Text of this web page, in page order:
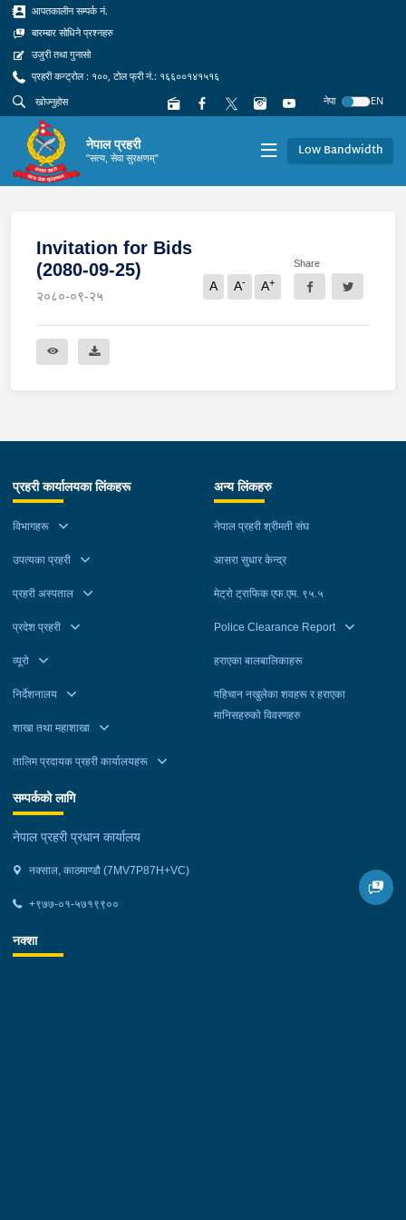
आपतकालीन सम्पर्क नं.
बारम्बार सोधिने प्रश्नहरु
उजुरी तथा गुनासो
प्रहरी कन्ट्रोल : १००, टोल फ्री नं.: १६६००१४१५१६
नेपा
EN
नेपाल प्रहरी
"सत्य, सेवा सुरक्षणम्" Low Bandwidth
Invitation for Bids
(2080-09-25)
२०८०-०९-२५
A A- A+
Share
प्रहरी कार्यालयका लिंकहरू
विभागहरू
उपत्यका प्रहरी
प्रहरी अस्पताल
प्रदेश प्रहरी
व्यूरो
निर्देशनालय
शाखा तथा महाशाखा
तालिम प्रदायक प्रहरी कार्यालयहरू
अन्य लिंकहरु
नेपाल प्रहरी श्रीमती संघ
आसरा सुधार केन्द्र
मेट्रो ट्राफिक एफ.एम. ९५.५
Police Clearance Report
हराएका बालबालिकाहरू
पहिचान नखुलेका शवहरू र हराएका
मानिसहरुको विवरणहरु
सम्पर्कको लागि
नेपाल प्रहरी प्रधान कार्यालय
नक्साल, काठमाण्डौ (7MV7P87H+VC)
+९७७-०१-५७१९९००
नक्शा